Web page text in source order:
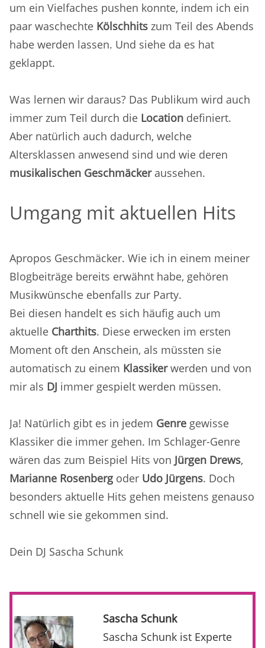
um ein Vielfaches pushen konnte, indem ich ein
paar waschechte Kölschhits zum Teil des Abends
habe werden lassen. Und siehe da es hat
geklappt.
Was lernen wir daraus? Das Publikum wird auch
immer zum Teil durch die Location definiert.
Aber natürlich auch dadurch, welche
Altersklassen anwesend sind und wie deren
musikalischen Geschmäckeraussehen.
Umgang mit aktuellen Hits
Apropos Geschmäcker. Wie ich in einem meiner
Blogbeiträge bereits erwähnt habe, gehören
Musikwünsche ebenfalls zur Party.
Bei diesen handelt es sich häufig auch um
aktuelle Charthits. Diese erwecken im ersten
Moment oft den Anschein, als müssten sie
automatisch zu einem Klassikerwerden und von
mir als DJ immer gespielt werden müssen.
Ja! Natürlich gibt es in jedem Genre gewisse
Klassiker die immer gehen. Im Schlager-Genre
wären das zum Beispiel Hits von Jürgen Drews,
Marianne Rosenbergoder Udo Jürgens. Doch
besonders aktuelle Hits gehen meistens genauso
schnell wie sie gekommen sind.
Dein DJ Sascha Schunk
Sascha Schunk
Sascha Schunk ist Experte